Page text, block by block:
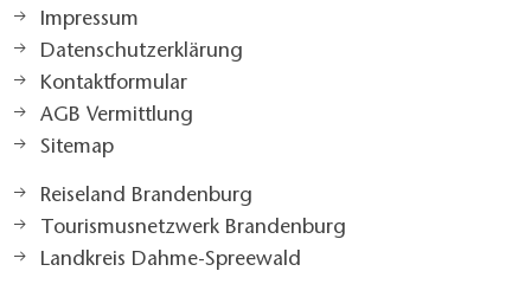
Impressum
Datenschutzerklärung
Kontaktformular
AGB Vermittlung
Sitemap
Reiseland Brandenburg
Tourismusnetzwerk Brandenburg
Landkreis Dahme-Spreewald